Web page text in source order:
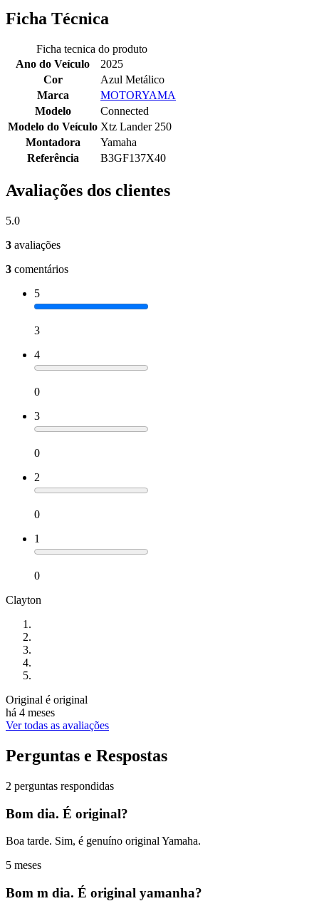
Ficha Técnica
Ficha tecnica do produto
Ano do Veículo
2025
Cor
Azul Metálico
Marca
MOTORYAMA
Modelo
Connected
Modelo do Veículo Xtz Lander 250
Montadora
Yamaha
Referência
B3GF137X40
Avaliações dos clientes
5.0
3 avaliações
3 comentários
5
3
4
0
3
0
2
0
1
0
Clayton
Original é original
há 4 meses
Ver todas as avaliações
Perguntas e Respostas
2 perguntas respondidas
Bom dia. É original?
Boa tarde. Sim, é genuíno original Yamaha.
5 meses
Bom m dia. É original yamanha?